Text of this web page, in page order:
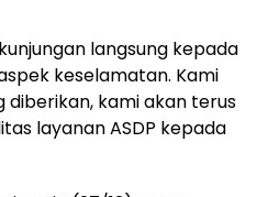
langsung kepada
keselamatan. Kami
kami akan terus
layanan ASDP kepada